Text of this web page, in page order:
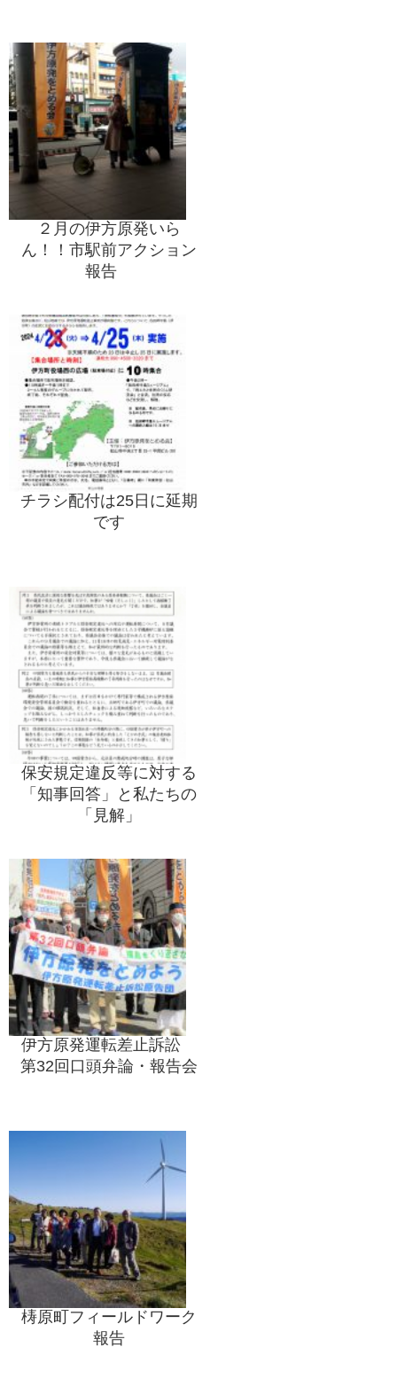
２月の伊方原発いら
ん！！市駅前アクション
報告
チラシ配付は25日に延期
です
保安規定違反等に対する
「知事回答」と私たちの
「見解」
伊方原発運転差止訴訟
第32回口頭弁論・報告会
梼原町フィールドワーク
報告